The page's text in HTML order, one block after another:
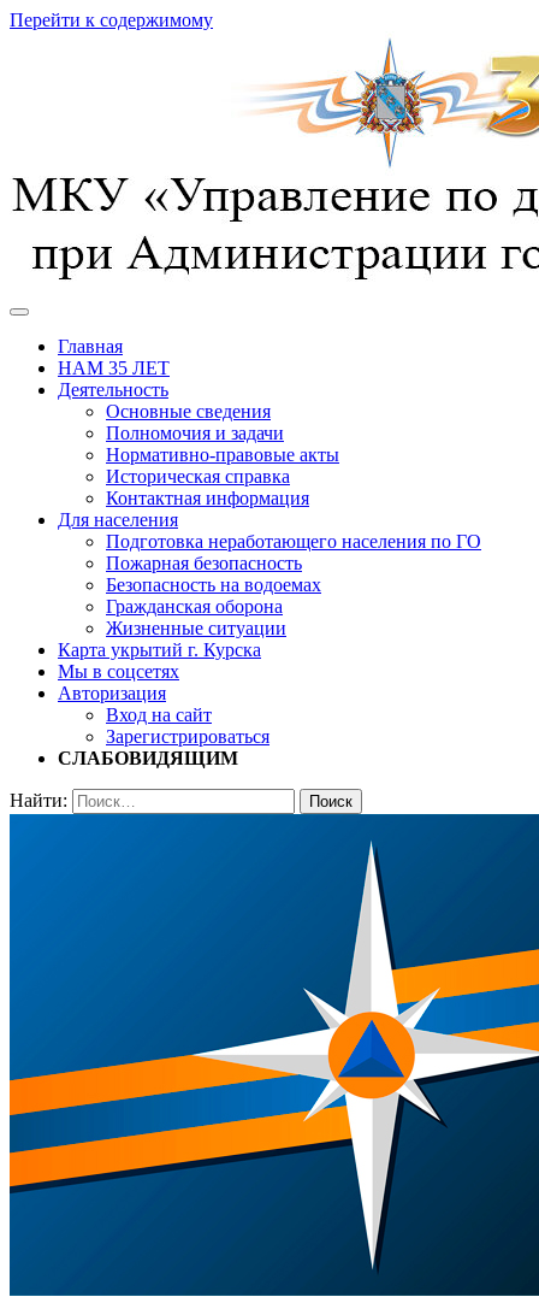
Перейти к содержимому
УГОЧС г. Курска
Главная
НАМ 35 ЛЕТ
Деятельность
Основные сведения
Полномочия и задачи
Нормативно-правовые акты
Историческая справка
Контактная информация
Для населения
Подготовка неработающего населения по ГО
Пожарная безопасность
Безопасность на водоемах
Гражданская оборона
Жизненные ситуации
Карта укрытий г. Курска
Мы в соцсетях
Авторизация
Вход на сайт
Зарегистрироваться
СЛАБОВИДЯЩИМ
Найти: